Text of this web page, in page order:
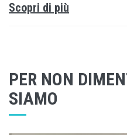
Scopri di più
PER NON
SIAMO